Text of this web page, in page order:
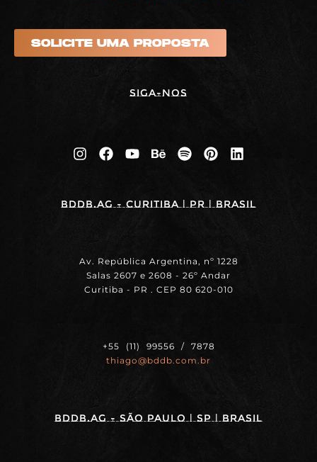
SOLICITE UMA PROPOSTA
Siga-nos
BDDB.ag - Curitiba | PR | BRASIL
Av. República Argentina, nº 1228
Salas 2607 e 2608 - 26º Andar
Curitiba - PR . CEP 80 620-010
+55 (11) 99556 / 7878
thiago@bddb.com.br
BDDB.ag - SÃO PAULO | SP | BRASIL